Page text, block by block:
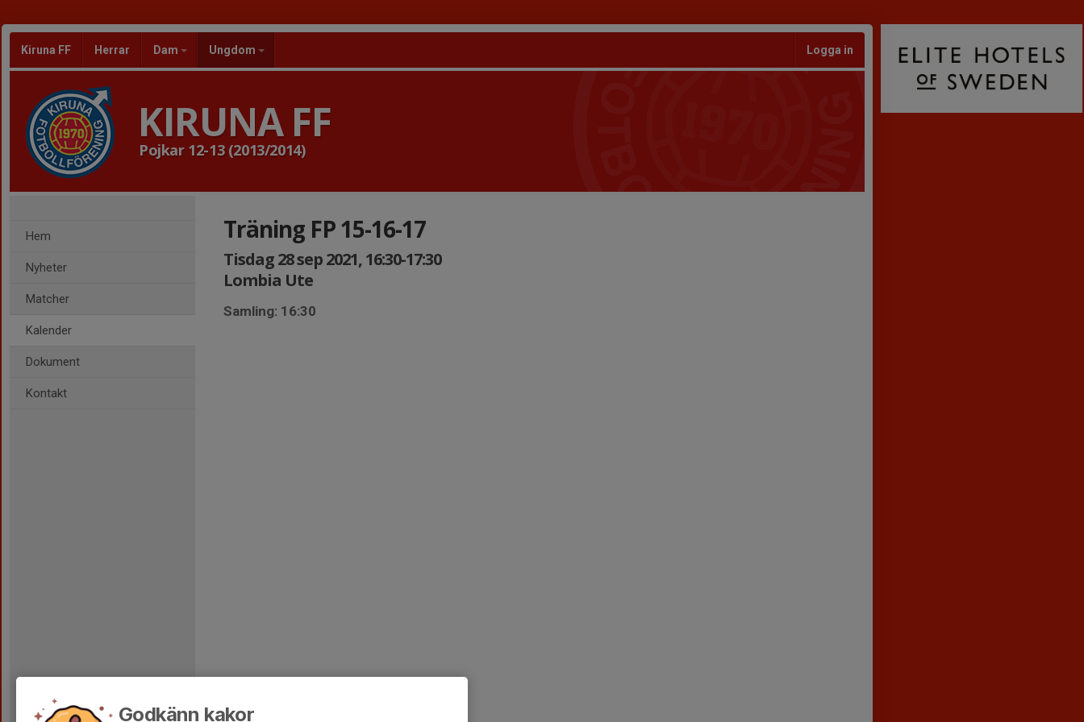
Kiruna FF Herrar Dam Ungdom Logga in
KIRUNA FF
Pojkar 12-13 (2013/2014)
Hem
Nyheter
Matcher
Kalender
Dokument
Kontakt
Träning FP 15-16-17
Tisdag 28 sep 2021, 16:30-17:30
Lombia Ute
Samling: 16:30
Godkänn kakor